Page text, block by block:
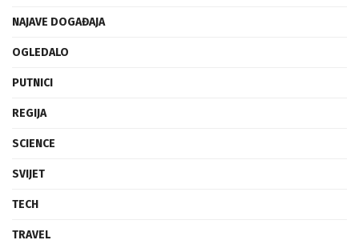
NAJAVE DOGAĐAJA
OGLEDALO
PUTNICI
REGIJA
SCIENCE
SVIJET
TECH
TRAVEL